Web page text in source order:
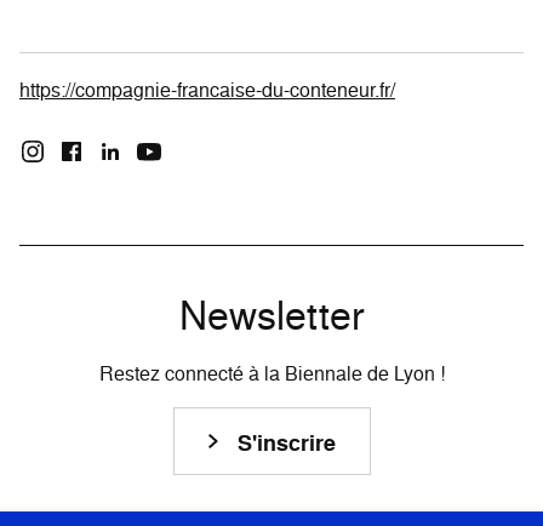
https://compagnie-francaise-du-conteneur.fr/
Newsletter
Restez connecté à la Biennale de Lyon !
S'inscrire